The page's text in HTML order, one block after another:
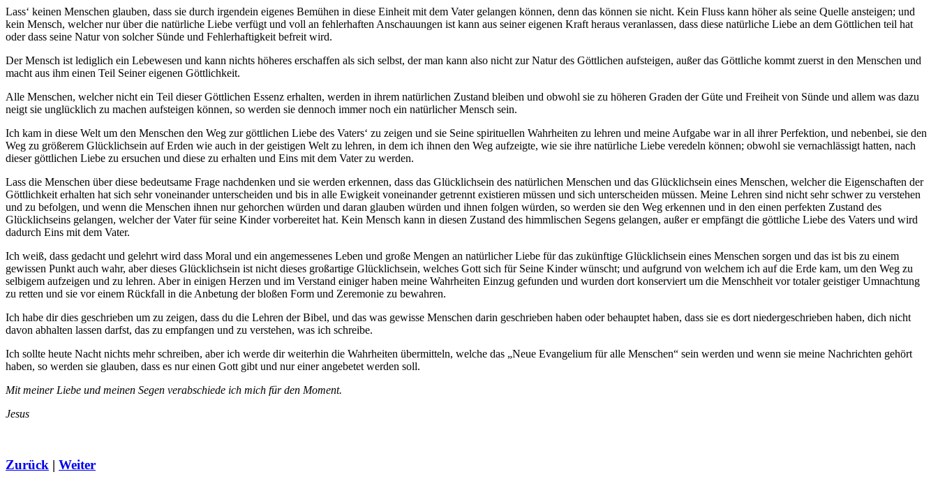
Lass‘ keinen Menschen glauben, dass sie durch irgendein eigenes Bemühen in diese Einheit mit dem Vater gelangen können, denn das können sie nicht. Kein Fluss kann höher als seine Quelle ansteigen; und
kein Mensch, welcher nur über die natürliche Liebe verfügt und voll an fehlerhaften Anschauungen ist kann aus seiner eigenen Kraft heraus veranlassen, dass diese natürliche Liebe an dem Göttlichen teil hat
oder dass seine Natur von solcher Sünde und Fehlerhaftigkeit befreit wird.
Der Mensch ist lediglich ein Lebewesen und kann nichts höheres erschaffen als sich selbst, der man kann also nicht zur Natur des Göttlichen aufsteigen, außer das Göttliche kommt zuerst in den Menschen und
macht aus ihm einen Teil Seiner eigenen Göttlichkeit.
Alle Menschen, welcher nicht ein Teil dieser Göttlichen Essenz erhalten, werden in ihrem natürlichen Zustand bleiben und obwohl sie zu höheren Graden der Güte und Freiheit von Sünde und allem was dazu
neigt sie unglücklich zu machen aufsteigen können, so werden sie dennoch immer noch ein natürlicher Mensch sein.
Ich kam in diese Welt um den Menschen den Weg zur göttlichen Liebe des Vaters‘ zu zeigen und sie Seine spirituellen Wahrheiten zu lehren und meine Aufgabe war in all ihrer Perfektion, und nebenbei, sie den
Weg zu größerem Glücklichsein auf Erden wie auch in der geistigen Welt zu lehren, in dem ich ihnen den Weg aufzeigte, wie sie ihre natürliche Liebe veredeln können; obwohl sie vernachlässigt hatten, nach
dieser göttlichen Liebe zu ersuchen und diese zu erhalten und Eins mit dem Vater zu werden.
Lass die Menschen über diese bedeutsame Frage nachdenken und sie werden erkennen, dass das Glücklichsein des natürlichen Menschen und das Glücklichsein eines Menschen, welcher die Eigenschaften der
Göttlichkeit erhalten hat sich sehr voneinander unterscheiden und bis in alle Ewigkeit voneinander getrennt existieren müssen und sich unterscheiden müssen. Meine Lehren sind nicht sehr schwer zu verstehen
und zu befolgen, und wenn die Menschen ihnen nur gehorchen würden und daran glauben würden und ihnen folgen würden, so werden sie den Weg erkennen und in den einen perfekten Zustand des
Glücklichseins gelangen, welcher der Vater für seine Kinder vorbereitet hat. Kein Mensch kann in diesen Zustand des himmlischen Segens gelangen, außer er empfängt die göttliche Liebe des Vaters und wird
dadurch Eins mit dem Vater.
Ich weiß, dass gedacht und gelehrt wird dass Moral und ein angemessenes Leben und große Mengen an natürlicher Liebe für das zukünftige Glücklichsein eines Menschen sorgen und das ist bis zu einem
gewissen Punkt auch wahr, aber dieses Glücklichsein ist nicht dieses großartige Glücklichsein, welches Gott sich für Seine Kinder wünscht; und aufgrund von welchem ich auf die Erde kam, um den Weg zu
selbigem aufzeigen und zu lehren. Aber in einigen Herzen und im Verstand einiger haben meine Wahrheiten Einzug gefunden und wurden dort konserviert um die Menschheit vor totaler geistiger Umnachtung
zu retten und sie vor einem Rückfall in die Anbetung der bloßen Form und Zeremonie zu bewahren.
Ich habe dir dies geschrieben um zu zeigen, dass du die Lehren der Bibel, und das was gewisse Menschen darin geschrieben haben oder behauptet haben, dass sie es dort niedergeschrieben haben, dich nicht
davon abhalten lassen darfst, das zu empfangen und zu verstehen, was ich schreibe.
Ich sollte heute Nacht nichts mehr schreiben, aber ich werde dir weiterhin die Wahrheiten übermitteln, welche das „Neue Evangelium für alle Menschen“ sein werden und wenn sie meine Nachrichten gehört
haben, so werden sie glauben, dass es nur einen Gott gibt und nur einer angebetet werden soll.
Mit meiner Liebe und meinen Segen verabschiede ich mich für den Moment.
Jesus
Zurück | Weiter